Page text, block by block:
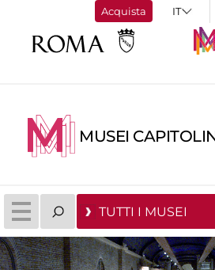
Acquista
MUSEI
TUTTI I MUSEI